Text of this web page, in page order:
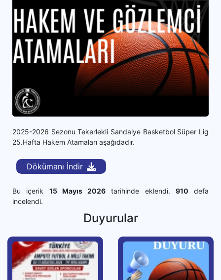
2025-2026 Sezonu Tekerlekli Sandalye Basketbol Süper Lig
25.Hafta Hakem Atamaları aşağıdadır.
Dökümanı İndir
Bu içerik 15 Mayıs 2026 tarihinde eklendi. 910 defa
incelendi.
Duyurular